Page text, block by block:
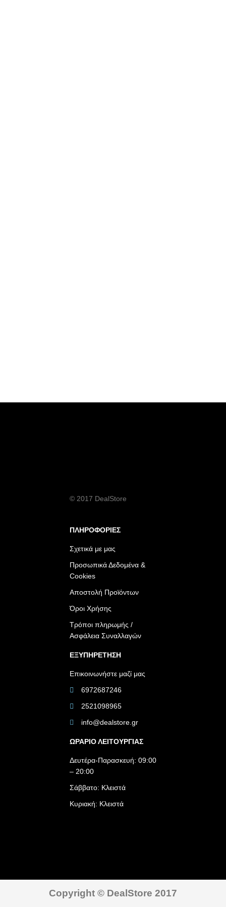
© 2017 DealStore
ΠΛΗΡΟΦΟΡΙΕΣ
Σχετικά με μας
Προσωπικά Δεδομένα &
Cookies
Αποστολή Προϊόντων
Όροι Χρήσης
Τρόποι πληρωμής /
Ασφάλεια Συναλλαγών
ΕΞΥΠΗΡΕΤΗΣΗ
Επικοινωνήστε μαζί μας
6972687246
2521098965
info@dealstore.gr
ΩΡΑΡΙΟ ΛΕΙΤΟΥΡΓΙΑΣ​
Δευτέρα-Παρασκευή: 09:00
– 20:00
Σάββατο: Κλειστά
Κυριακή: Κλειστά
Copyright © DealStore 2017